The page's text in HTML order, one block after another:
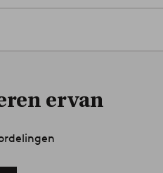
ervan